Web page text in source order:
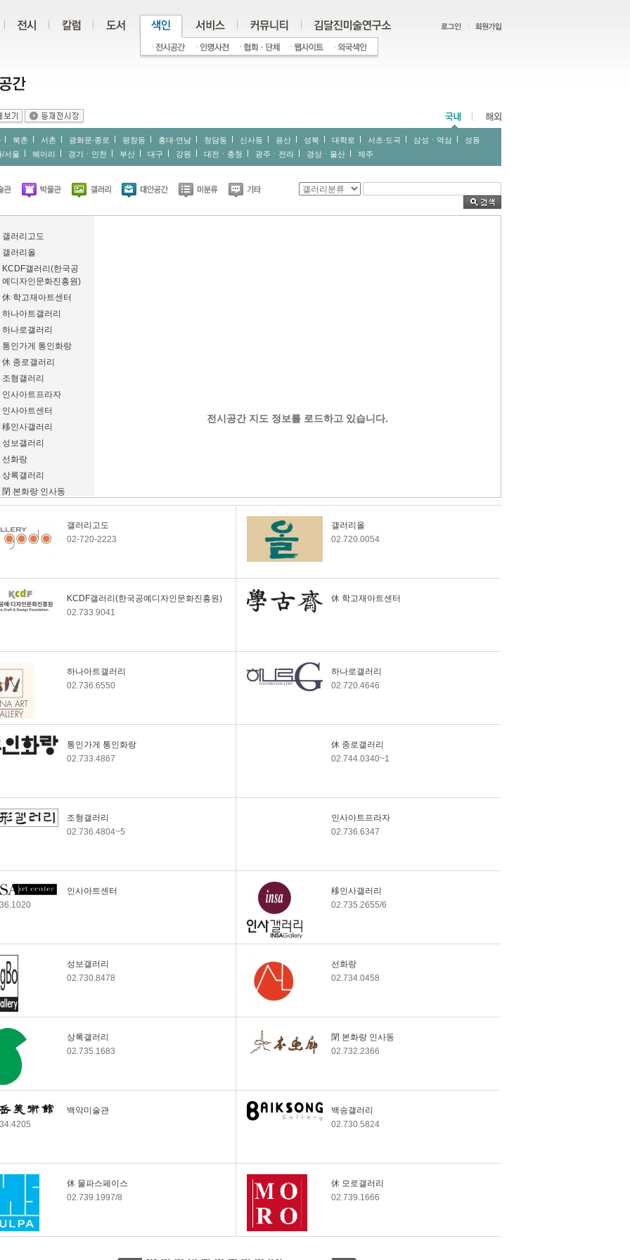
북촌 서촌 광화문∙종로 평창동 홍대∙연남 청담동 신사동 용산 성북 대학로 서초∙도곡 삼성ㆍ역삼
성동
/서울
헤이리 경기ㆍ인천 부산 대구 강원 대전ㆍ충청 광주ㆍ전라 경상ㆍ울산 제주
갤러리고도
갤러리올
KCDF갤러리(한국공
예디자인문화진흥원)
休 학고재아트센터
하나아트갤러리
하나로갤러리
통인가게 통인화랑
休 종로갤러리
조형갤러리
인사아트프라자
인사아트센터
移인사갤러리
성보갤러리
선화랑
상록갤러리
閉 본화랑 인사동
백악미술관
休 물파스페이스
모던화랑
동호갤러리
休 덕원갤러리
閉 단성갤러리
노화랑
노암갤러리
나화랑
김영섭사진화랑
그린갤러리
갤러리(공평아트로 명
칭변경)
移공아트스페이스 (구
休 창갤러리
갤러리우림
갤러리에이엠(구)
갤러리라메르
가람화랑
가나아트스페이스 (갤
러리가나로 명칭변경)
休 서울화랑(구 스페
이스틈새)
김진혜갤러리
토포하우스(토포하우
스아트센터로 명칭변
리더스갤러리수
갤러리아트플러스
移 갤러리도스
휴관_북스
전시공간 지도 정보를 로드하고 있습니다.
갤러리고도
02-720-2223
갤러리올
02.720.0054
KCDF갤러리(한국공예디자인문화진흥원)
02.733.9041
休 학고재아트센터
하나아트갤러리
02.736.6550
하나로갤러리
02.720.4646
통인가게 통인화랑
02.733.4867
休 종로갤러리
02.744.0340~1
조형갤러리
02.736.4804~5
인사아트프라자
02.736.6347
인사아트센터
移인사갤러리
02.735.2655/6
성보갤러리
02.730.8478
선화랑
02.734.0458
상록갤러리
02.735.1683
閉 본화랑 인사동
02.732.2366
백악미술관
백송갤러리
02.730.5824
休 물파스페이스
02.739.1997/8
休 모로갤러리
02.739.1666